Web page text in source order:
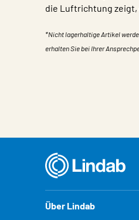
die Luftrichtung zeigt,
*Nicht lagerhaltige Artikel
erhalten Sie bei Ihrer
Über Lindab